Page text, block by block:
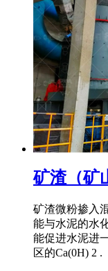
矿渣（矿
矿渣微粉掺入
能与水泥的水
能促进水泥进
区的Ca(0H) 2 .